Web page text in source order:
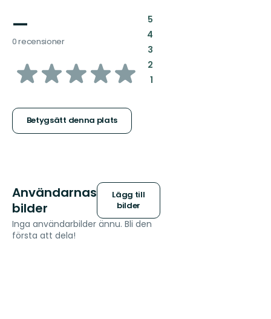
—
0 recensioner
av
stjärnor
Betygsätt denna plats
5:
4:
3:
2:
1:
Användarnas
bilder
Lägg till
bilder
Inga användarbilder ännu. Bli den
första att dela!